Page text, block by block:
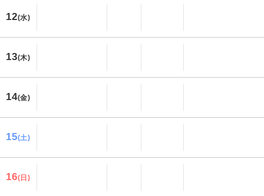
12(水)
13(木)
14(金)
15(土)
16(日)